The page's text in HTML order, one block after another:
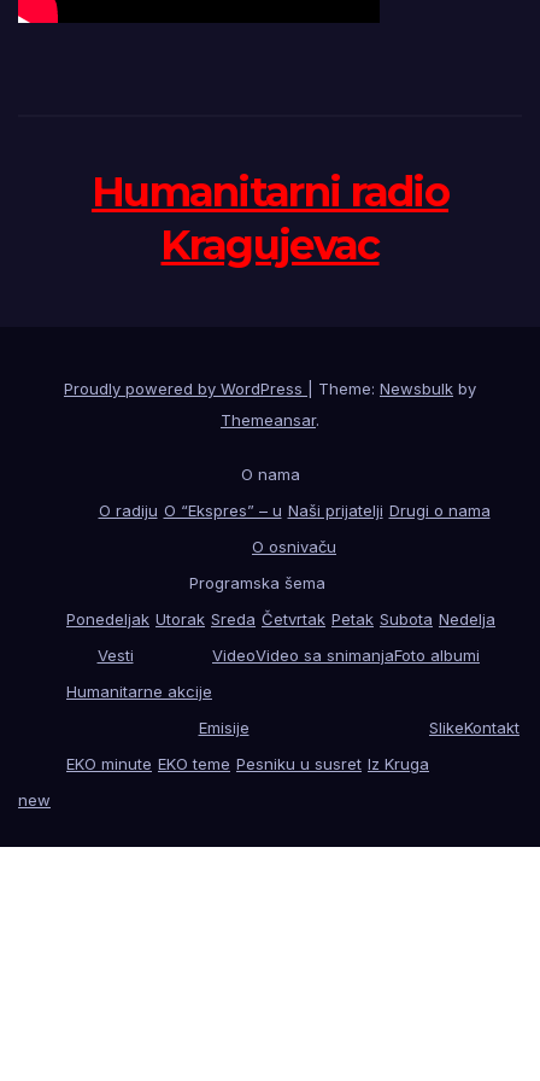
Humanitarni radio
Kragujevac
Proudly powered by WordPress Theme: Newsbulk by
Themeansar.
O nama
O radiju O “Ekspres” – u Naši prijatelji Drugi o nama
O osnivaču
Programska šema
Ponedeljak Utorak Sreda Četvrtak Petak Subota Nedelja
Vesti
Humanitarne akcije
VideoVideo sa snimanjaFoto albumi
Emisije
EKO minute EKO teme Pesniku u susret Iz Kruga
SlikeKontakt
new